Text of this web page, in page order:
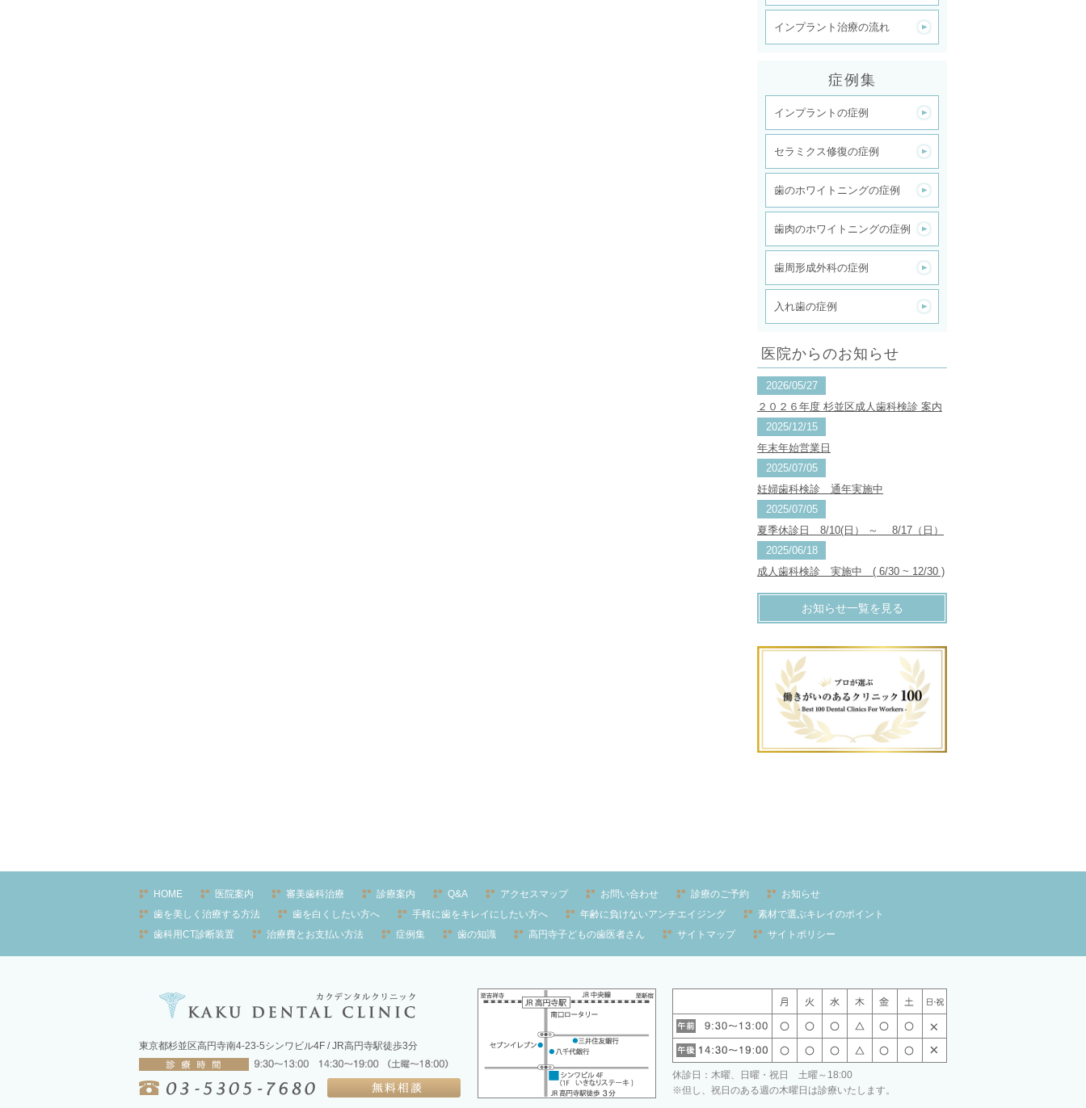
インプラント治療の流れ
症例集
インプラントの症例
セラミクス修復の症例
歯のホワイトニングの症例
歯肉のホワイトニングの症例
歯周形成外科の症例
入れ歯の症例
医院からのお知らせ
2026/05/27
２０２６年度 杉並区成人歯科検診 案内
2025/12/15
年末年始営業日
2025/07/05
妊婦歯科検診 通年実施中
2025/07/05
夏季休診日 8/10(日） ～ 8/17（日）
2025/06/18
成人歯科検診 実施中 ( 6/30 ~ 12/30 )
お知らせ一覧を見る
HOME 医院案内 審美歯科治療 診療案内 Q&A アクセスマップ お問い合わせ 診療のご予約
お知らせ
歯を美しく治療する方法
歯を白くしたい方へ 手軽に歯をキレイにしたい方へ 年齢に負けないアンチエイジング
素材で選ぶキレイのポイント
歯科用CT診断装置
治療費とお支払い方法 症例集 歯の知識 高円寺子どもの歯医者さん サイトマップ サイトポリシー
東京都杉並区高円寺南4-23-5シンワビル4F / JR高円寺駅徒歩3分
休診日：木曜、日曜・祝日 土曜～18:00
※但し、祝日のある週の木曜日は診療いたします。